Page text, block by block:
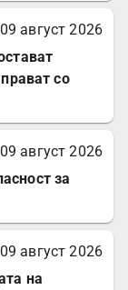
09 август 2026
со
09 август 2026
за
09 август 2026
на